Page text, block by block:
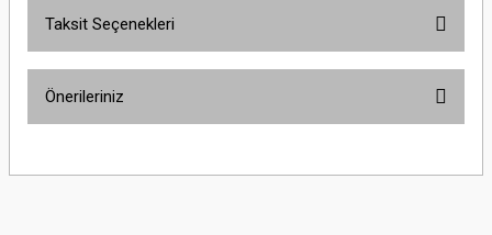
Taksit Seçenekleri
Önerileriniz
yetersiz gördüğünüz noktaları öneri formunu kullanarak tarafımıza